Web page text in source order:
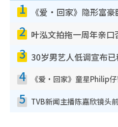
1
2
3
4
5